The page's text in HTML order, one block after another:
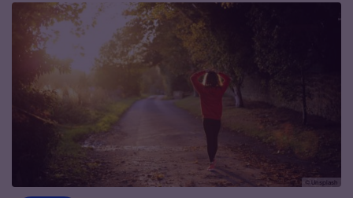
© Unsplash